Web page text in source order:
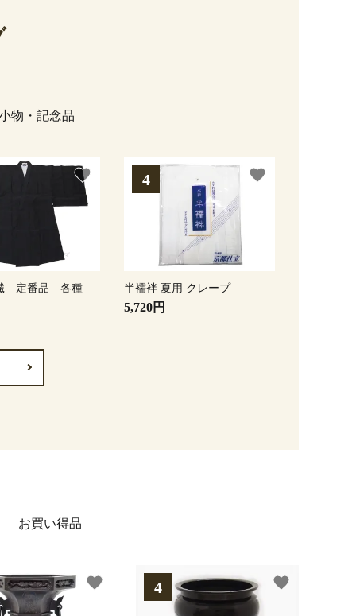
物・記念品
定番品 各種
favorite
半襦袢 夏用 クレープ
5,720円
favorite
お買い得品
favorite favorite